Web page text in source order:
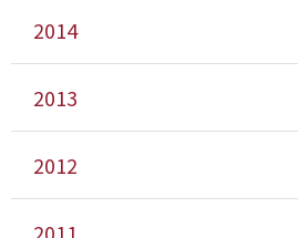
2014
2013
2012